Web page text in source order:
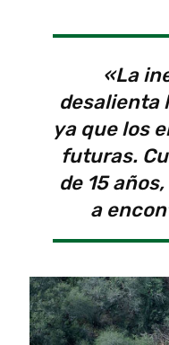
«La
desalienta
ya que los
futuras.
de 15
a